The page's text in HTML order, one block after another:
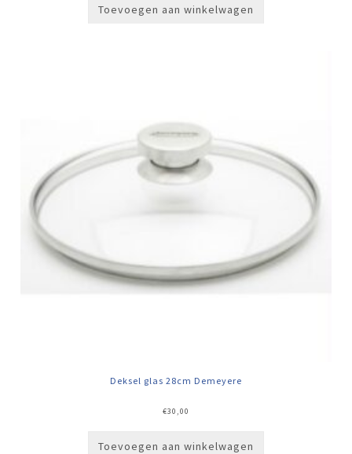
Toevoegen aan winkelwagen
Deksel glas 28cm Demeyere
€30,00
Toevoegen aan winkelwagen